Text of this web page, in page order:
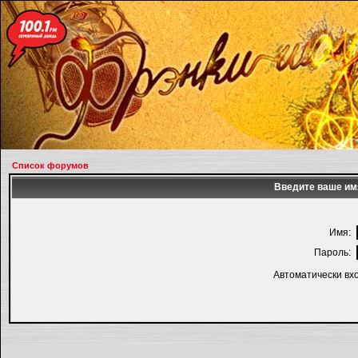
Список форумов
Введите ваше
Имя:
Пароль:
Автоматически